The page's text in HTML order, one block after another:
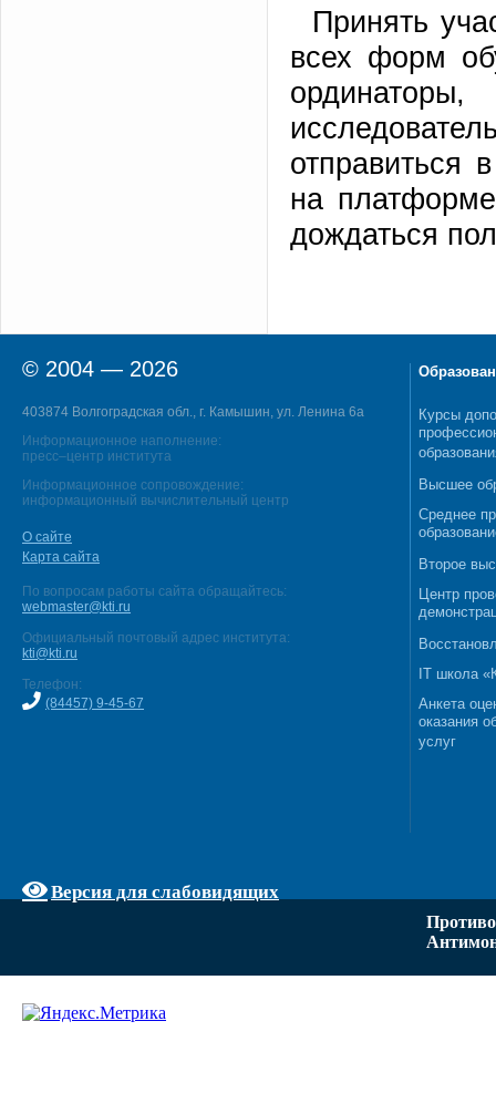
Принять
всех форм
отправиться
на
дождаться
© 2004 — 2026
403874 Волгоградская обл., г. Камышин, ул. Ленина 6а
Информационное наполнение:
пресс–центр института
Информационное сопровождение:
информационный вычислительный центр
О сайте
Карта сайта
По вопросам работы сайта обращайтесь:
webmaster@kti.ru
Официальный почтовый адрес института:
kti@kti.ru
Телефон:
(84457) 9-45-67
Версия для слабовидящих
Курсы
Высшее
Среднее
Второе
Центр
IT школа
Анкета
оказания
услуг